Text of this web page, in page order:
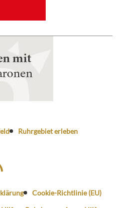
Ruhrgebiet erleben
Cookie-Richtlinie (EU)